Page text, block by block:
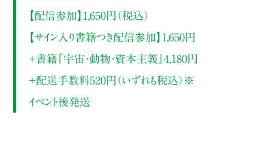
【配信参加】1,650円（税込）
【サイン入り書籍つき配信参加】1,650円
＋書籍『宇宙・動物・資本主義』4,180円
＋配送手数料520円（いずれも税込）※
イベント後発送